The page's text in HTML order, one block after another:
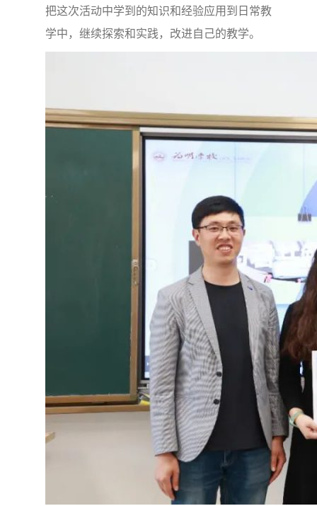
把这次活动中学到的知识和经验应用到日常教
学中，继续探索和实践，改进自己的教学。